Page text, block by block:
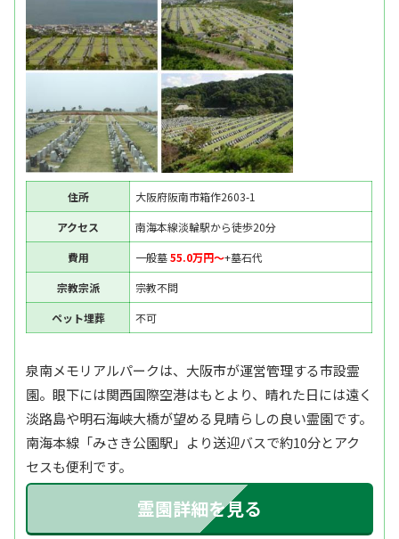
住所
大阪府阪南市箱作2603-1
アクセス
南海本線淡輪駅から徒歩20分
費用
一般墓55.0万円〜+墓石代
宗教宗派
宗教不問
ペット埋葬
不可
泉南メモリアルパークは、大阪市が運営管理する市設霊
園。眼下には関西国際空港はもとより、晴れた日には遠く
淡路島や明石海峡大橋が望める見晴らしの良い霊園です。
南海本線「みさき公園駅」より送迎バスで約10分とアク
セスも便利です。
霊園詳細を見る